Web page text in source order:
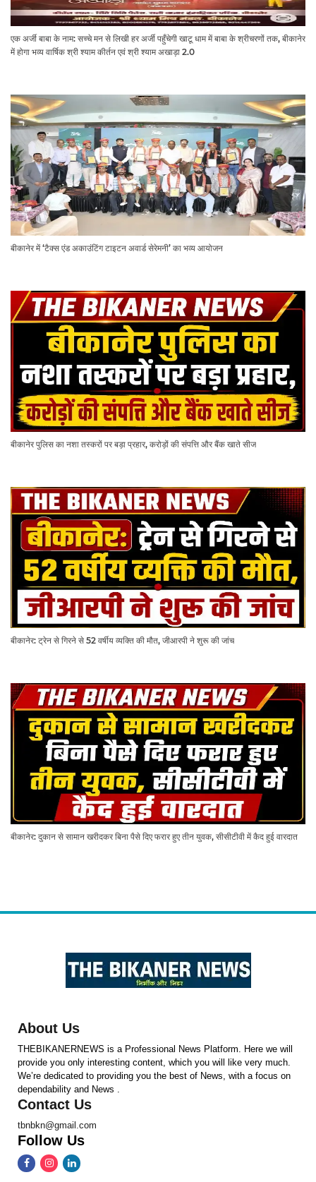
एक अर्जी बाबा के नाम: सच्चे मन से लिखी हर अर्जी पहुँचेगी खाटू धाम में बाबा के श्रीचरणों तक, बीकानेर
में होगा भव्य वार्षिक श्री श्याम कीर्तन एवं श्री श्याम अखाड़ा 2.0
बीकानेर में ‘टैक्स एंड अकाउंटिंग टाइटन अवार्ड सेरेमनी’ का भव्य आयोजन
बीकानेर पुलिस का नशा तस्करों पर बड़ा प्रहार, करोड़ों की संपत्ति और बैंक खाते सीज
बीकानेर: ट्रेन से गिरने से 52 वर्षीय व्यक्ति की मौत, जीआरपी ने शुरू की जांच
बीकानेर: दुकान से सामान खरीदकर बिना पैसे दिए फरार हुए तीन युवक, सीसीटीवी में कैद हुई वारदात
About Us
THEBIKANERNEWS is a Professional News Platform. Here we will
provide you only interesting content, which you will like very much.
We’re dedicated to providing you the best of News, with a focus on
dependability and News .
Contact Us
tbnbkn@gmail.com
Follow Us